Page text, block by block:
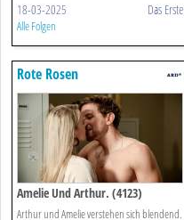
18-03-2025 Das Erste
Alle Folgen
Rote Rosen
Amelie Und Arthur. (4123)
Arthur und Amelie verstehen sich blendend.